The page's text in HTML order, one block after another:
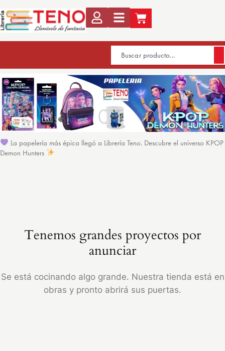
La papelería más épica llegó a Librería Teno. Descubre el universo KPOP
Demon Hunters
Tenemos grandes proyectos por
anunciar
Se está cocinando algo grande. Nuestra tienda está en
obras y pronto abrirá sus puertas.